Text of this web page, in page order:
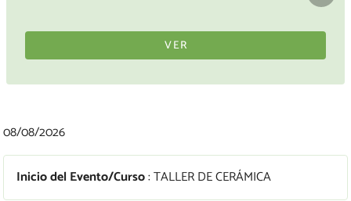
VER
08/08/2026
Inicio del Evento/Curso: TALLER DE CERÁMICA